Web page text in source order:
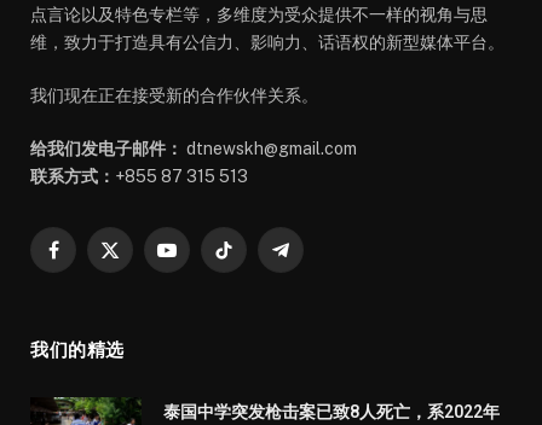
点言论以及特色专栏等，多维度为受众提供不一样的视角与思
维，致力于打造具有公信力、影响力、话语权的新型媒体平台。
我们现在正在接受新的合作伙伴关系。
给我们发电子邮件： dtnewskh@gmail.com
联系方式： +855 87 315 513
Facebook
X
YouTubeTikTok Telegram
我们的精选
泰国中学突发枪击案已致8人死亡，系2022年